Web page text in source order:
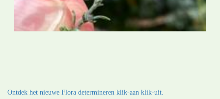
Ontdek het nieuwe Flora determineren klik-aan klik-uit.